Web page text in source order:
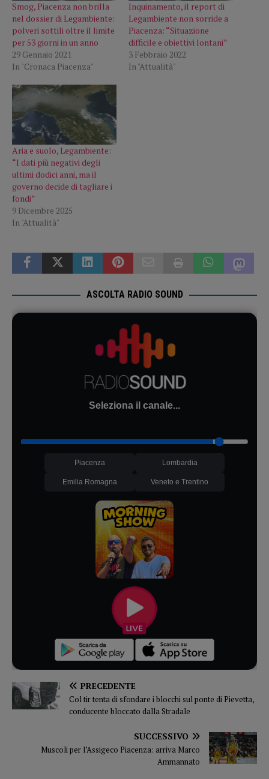
Smog, Piacenza non brilla
nel dossier di Legambiente:
polveri sottili oltre il limite
per 53 giorni in un anno
29 Gennaio 2021
In "Cronaca Piacenza"
Inquinamento, il report di
Legambiente non sorride a
Piacenza: “Situazione
difficile e obiettivi lontani”
3 Febbraio 2022
In "Attualità"
Aria e suolo, Legambiente:
“I dati più negativi degli
ultimi dodici anni, ma il
governo decide di tagliare i
fondi”
9 Dicembre 2025
In "Attualità"
ASCOLTA RADIO SOUND
Seleziona il canale...
Piacenza Lombardia
Emilia Romagna Veneto e Trentino
PRECEDENTE
Col tir tenta di sfondare i blocchi sul ponte di Pievetta,
conducente bloccato dalla Stradale
SUCCESSIVO
Muscoli per l’Assigeco Piacenza: arriva Marco
Ammannato